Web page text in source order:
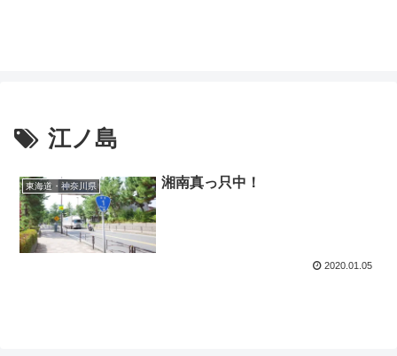
江ノ島
東海道・神奈川県 湘南真っ只中！
2020.01.05